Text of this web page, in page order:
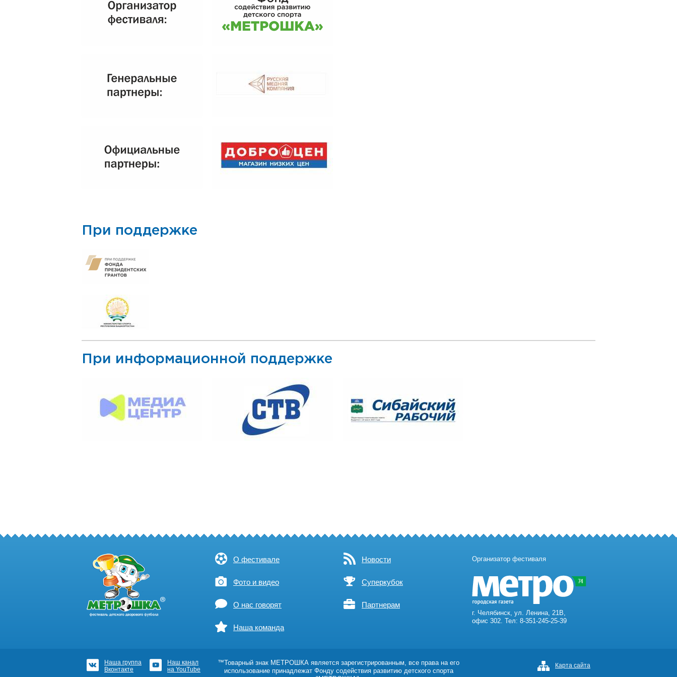
При поддержке
При информационной поддержке
О фестивале Новости
Фото и видео Суперкубок
О нас говорят Партнерам
Наша команда
Организатор фестиваля
г. Челябинск, ул. Ленина, 21В,
офис 302. Тел: 8-351-245-25-39
Наша группа
Вконтакте
Наш канал
на YouTube
™Товарный знак МЕТРОШКА является зарегистрированным, все права на его
использование принадлежат Фонду содействия развитию детского спорта
Карта сайта